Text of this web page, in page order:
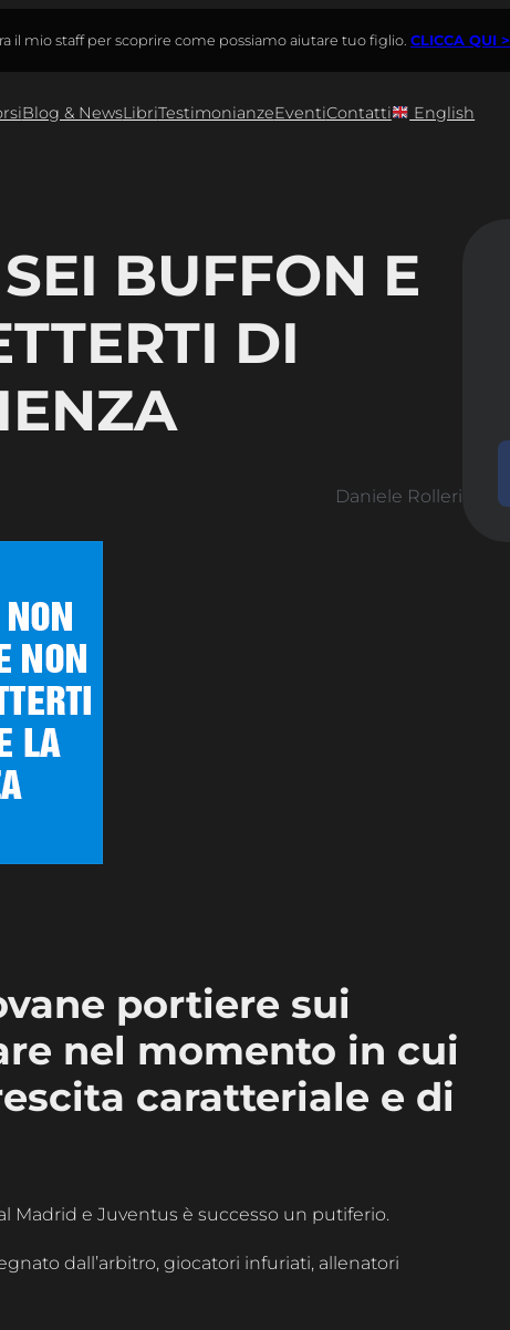
il mio staff per scoprire come possiamo aiutare tuo figlio. CLICCA QUI >
Blog & NewsLibriTestimonianzeEventiContatti English
BUFFON E
DI
Daniele Rolleri
portiere sui
nel momento in cui
caratteriale e di
Madrid e Juventus è successo un putiferio.
dall’arbitro, giocatori infuriati, allenatori